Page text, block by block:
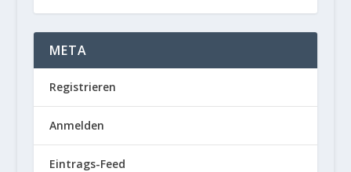
META
Registrieren
Anmelden
Eintrags-Feed